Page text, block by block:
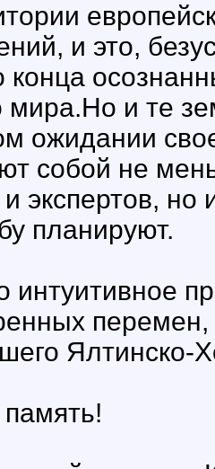
и это,
конца
мира.Но и те
ожидании
собой не
экспертов, но
планируют.
интуитивное
Ялтинско-